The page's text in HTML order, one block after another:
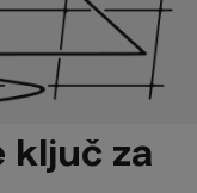
ključ za